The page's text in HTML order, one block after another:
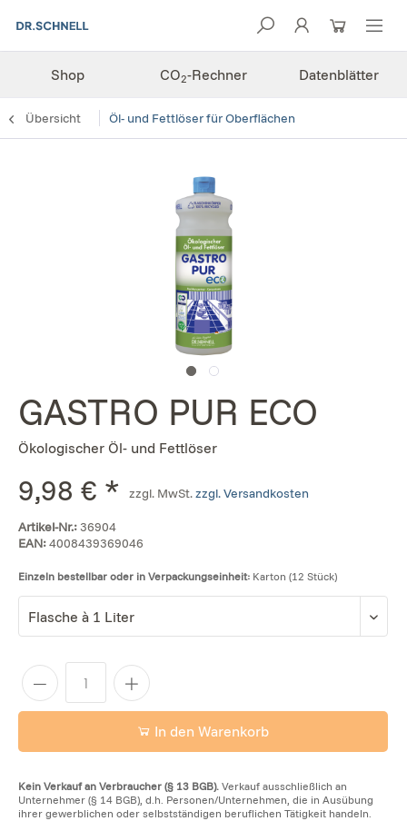
Shop CO2-Rechner Datenblätter
Übersicht Öl- und Fettlöser für Oberflächen
GASTRO PUR ECO
Ökologischer Öl- und Fettlöser
9,98 € * zzgl. MwSt.zzgl. Versandkosten
Artikel-Nr.:36904
EAN:4008439369046
Einzeln bestellbar oder in Verpackungseinheit: Karton (12 Stück)
In den Warenkorb
Kein Verkauf an Verbraucher (§ 13 BGB). Verkauf ausschließlich an
Unternehmer (§ 14 BGB), d.h. Personen/Unternehmen, die in Ausübung
ihrer gewerblichen oder selbstständigen beruflichen Tätigkeit handeln.